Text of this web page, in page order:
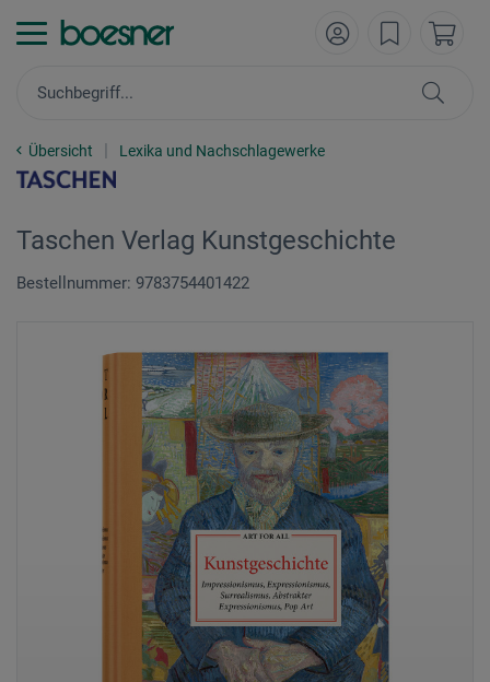
Übersicht Lexika und Nachschlagewerke
Taschen Verlag Kunstgeschichte
Bestellnummer: 9783754401422